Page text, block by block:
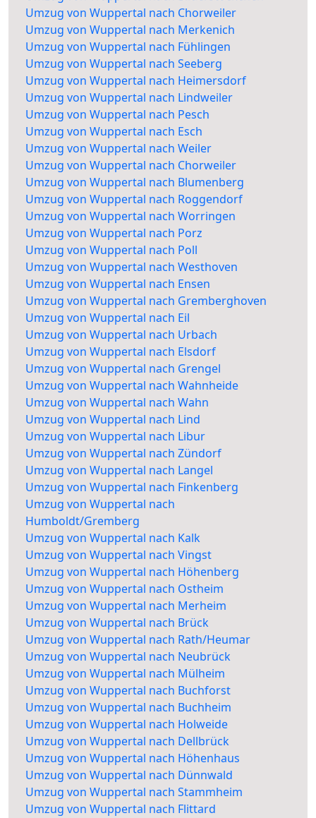
Umzug von Wuppertal nach Chorweiler
Umzug von Wuppertal nach Merkenich
Umzug von Wuppertal nach Fühlingen
Umzug von Wuppertal nach Seeberg
Umzug von Wuppertal nach Heimersdorf
Umzug von Wuppertal nach Lindweiler
Umzug von Wuppertal nach Pesch
Umzug von Wuppertal nach Esch
Umzug von Wuppertal nach Weiler
Umzug von Wuppertal nach Chorweiler
Umzug von Wuppertal nach Blumenberg
Umzug von Wuppertal nach Roggendorf
Umzug von Wuppertal nach Worringen
Umzug von Wuppertal nach Porz
Umzug von Wuppertal nach Poll
Umzug von Wuppertal nach Westhoven
Umzug von Wuppertal nach Ensen
Umzug von Wuppertal nach Gremberghoven
Umzug von Wuppertal nach Eil
Umzug von Wuppertal nach Urbach
Umzug von Wuppertal nach Elsdorf
Umzug von Wuppertal nach Grengel
Umzug von Wuppertal nach Wahnheide
Umzug von Wuppertal nach Wahn
Umzug von Wuppertal nach Lind
Umzug von Wuppertal nach Libur
Umzug von Wuppertal nach Zündorf
Umzug von Wuppertal nach Langel
Umzug von Wuppertal nach Finkenberg
Umzug von Wuppertal nach
Humboldt/Gremberg
Umzug von Wuppertal nach Kalk
Umzug von Wuppertal nach Vingst
Umzug von Wuppertal nach Höhenberg
Umzug von Wuppertal nach Ostheim
Umzug von Wuppertal nach Merheim
Umzug von Wuppertal nach Brück
Umzug von Wuppertal nach Rath/Heumar
Umzug von Wuppertal nach Neubrück
Umzug von Wuppertal nach Mülheim
Umzug von Wuppertal nach Buchforst
Umzug von Wuppertal nach Buchheim
Umzug von Wuppertal nach Holweide
Umzug von Wuppertal nach Dellbrück
Umzug von Wuppertal nach Höhenhaus
Umzug von Wuppertal nach Dünnwald
Umzug von Wuppertal nach Stammheim
Umzug von Wuppertal nach Flittard